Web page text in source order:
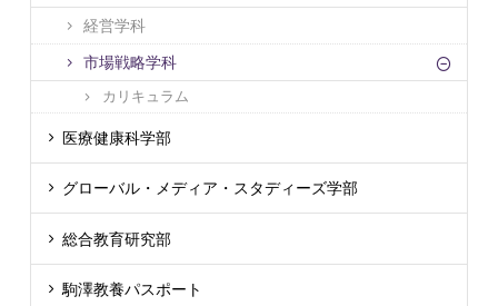
経営学科
市場戦略学科
カリキュラム
医療健康科学部
グローバル・メディア・スタディーズ学部
総合教育研究部
駒澤教養パスポート